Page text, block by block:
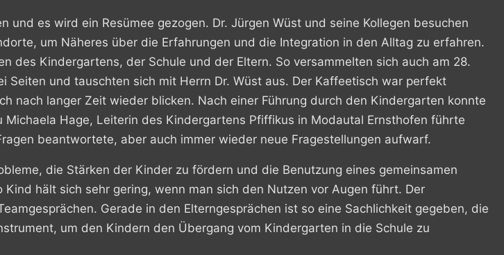
und es wird ein Resümee gezogen. Dr. Jürgen Wüst und seine Kollegen besuchen
um Näheres über die Erfahrungen und die Integration in den Alltag zu erfahren.
des Kindergartens, der Schule und der Eltern. So versammelten sich auch am 28.
Seiten und tauschten sich mit Herrn Dr. Wüst aus. Der Kaffeetisch war perfekt
nach langer Zeit wieder blicken. Nach einer Führung durch den Kindergarten konnte
Michaela Hage, Leiterin des Kindergartens Pfiffikus in Modautal Ernsthofen führte
beantwortete, aber auch immer wieder neue Fragestellungen aufwarf.
die Stärken der Kinder zu fördern und die Benutzung eines gemeinsamen
hält sich sehr gering, wenn man sich den Nutzen vor Augen führt. Der
Gerade in den Elterngesprächen ist so eine Sachlichkeit gegeben, die
um den Kindern den Übergang vom Kindergarten in die Schule zu